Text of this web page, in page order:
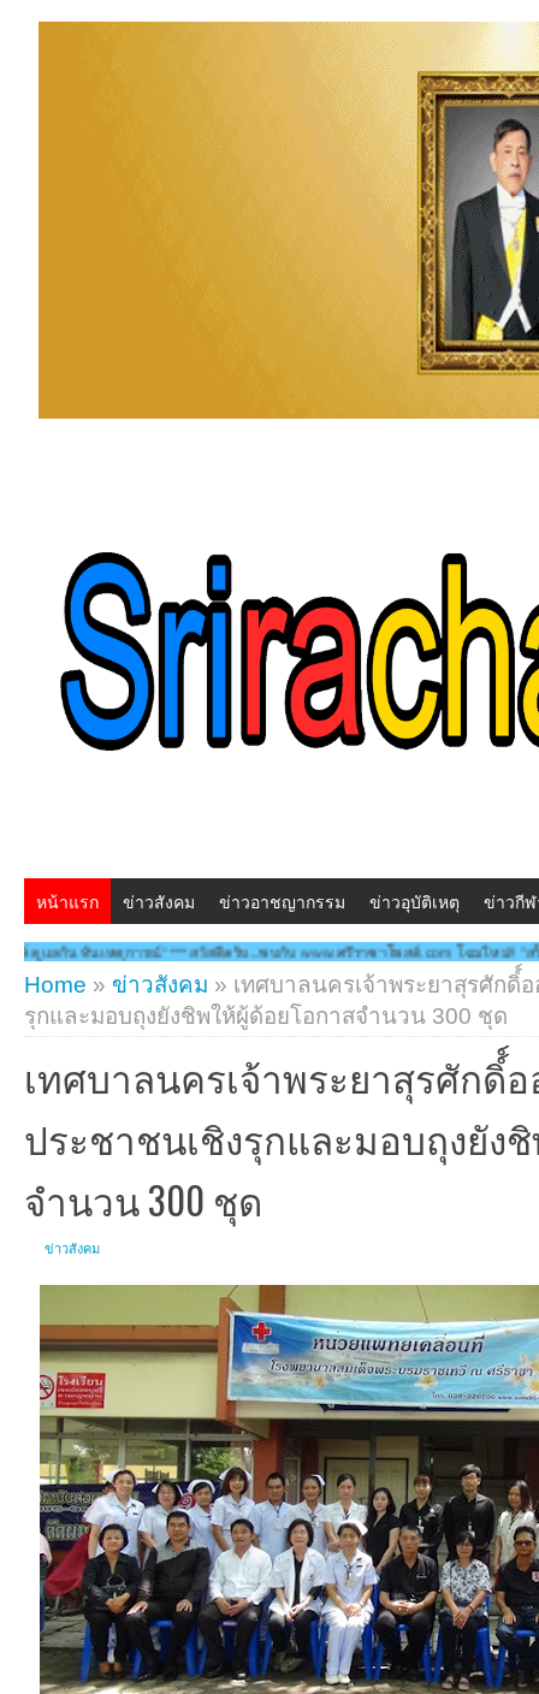
หน้าแรก ข่าวสังคม ข่าวอาชญากรรม ข่าวอุบัติเหตุ ข่าวกี
" ***สวัสดีครับ...พบกับ www.ศรีราชาโพสต์.com โฉมใหม่!! "สร้างสรรคฺ์ ดูแลกัน ทัน
Home » ข่าวสังคม » เทศบาลนครเจ้าพระยาสุรศักดิ์์
รุกและมอบถุงยังชิพให้ผู้ด้อยโอกาสจำนวน 300 ชุด
เทศบาลนครเจ้าพระยาสุรศักดิ์์
ประชาชนเชิงรุกและมอบถุงยัง
จำนวน 300 ชุด
ข่าวสังคม